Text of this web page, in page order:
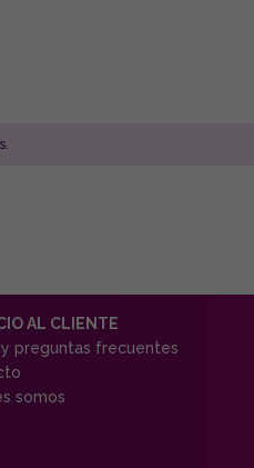
AL CLIENTE
preguntas frecuentes
somos